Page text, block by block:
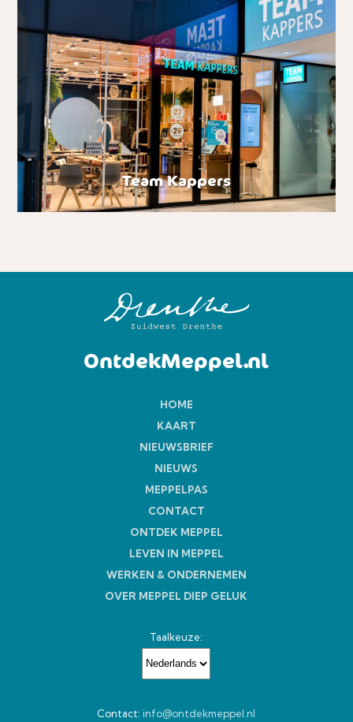
Team Kappers
OntdekMeppel.nl
HOME
KAART
NIEUWSBRIEF
NIEUWS
MEPPELPAS
CONTACT
ONTDEK MEPPEL
LEVEN IN MEPPEL
WERKEN & ONDERNEMEN
OVER MEPPEL DIEP GELUK
Taalkeuze:
Contact:info@ontdekmeppel.nl